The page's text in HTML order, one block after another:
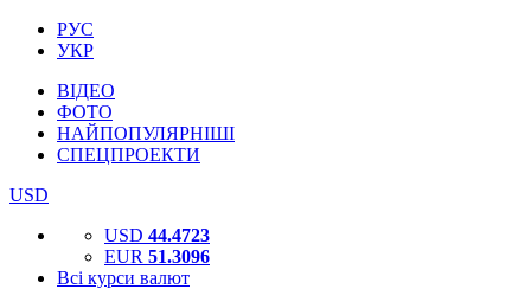
РУС
УКР
ВІДЕО
ФОТО
НАЙПОПУЛЯРНІШІ
СПЕЦПРОЕКТИ
USD
USD 44.4723
EUR 51.3096
Всі курси валют